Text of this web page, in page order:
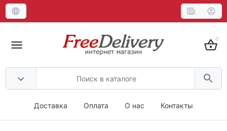
0
Доставка Оплата О нас Контакты